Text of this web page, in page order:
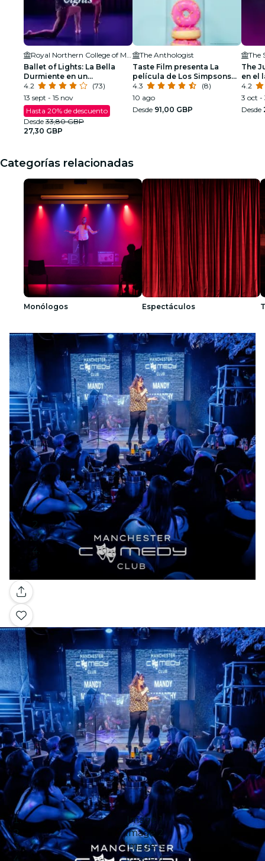
Ballet of Lights: La Bella
Durmiente en un
espectáculo deslumbrante
4.2
(73)
13 sept - 15 nov
Hasta 20% de descuento
Desde 33,80 GBP
27,30 GBP
The Anthologist
Taste Film presenta La
película de Los Simpsons
(2007) en Manchester!
4.3
(8)
10 ago
Desde 91,00 GBP
The
The
en el
4.2
3 oct -
Desde
Categorías relacionadas
Monólogos Espectáculos
Galería
Image 1
Image 2
Image 3
Image 4